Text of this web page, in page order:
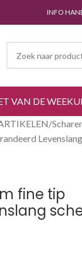
INFO
VAN DE WEEK
fine tip